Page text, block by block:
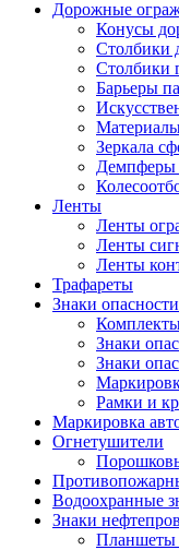
Дорожные
Конусы
Столбики
Столбики
Барьеры
Зеркала
Демпферы
Ленты
Ленты
Ленты
Ленты
Трафареты
Знаки
Знаки
Знаки
Рамки и
Маркировка
Огнетушители
Водоохранные
Знаки
Планшеты